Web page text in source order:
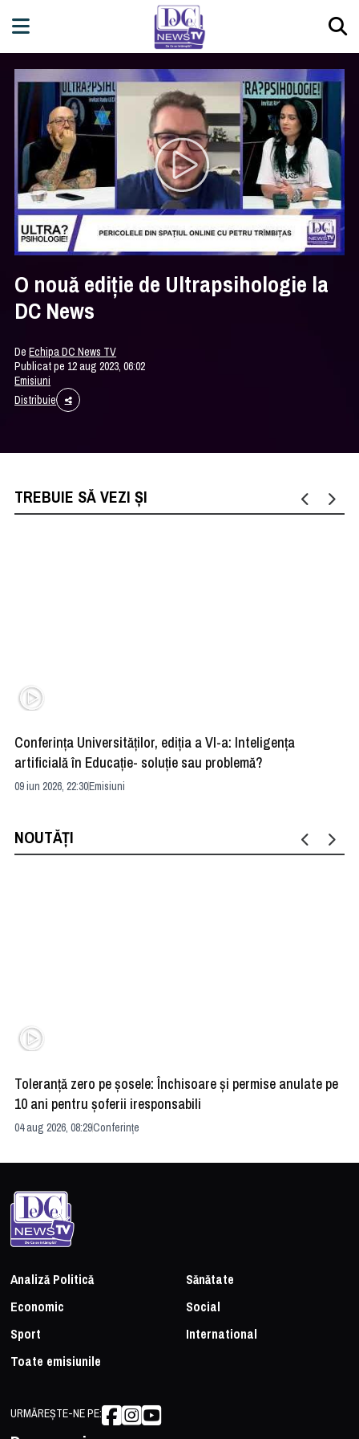
O nouă ediție de Ultrapsihologie la
DC News
DeEchipa DC News TV
Publicat pe 12 aug 2023, 06:02
Emisiuni
Distribuie
TREBUIE SĂ VEZI ȘI
Conferința Universităților, ediția a VI-a: Inteligența
artificială în Educație- soluție sau problemă?
09 iun 2026, 22:30Emisiuni
NOUTĂȚI
Toleranță zero pe șosele: Închisoare și permise anulate pe
10 ani pentru șoferii iresponsabili
04 aug 2026, 08:29Conferințe
Analiză Politică
Sănătate
Economic
Social
Sport
International
Toate emisiunile
URMĂREȘTE-NE PE: